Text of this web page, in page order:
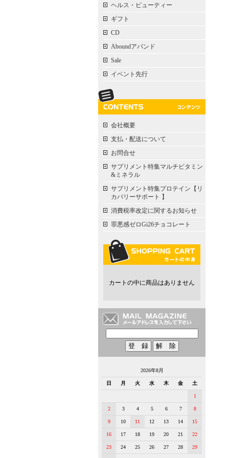
ヘルス・ビューティー
ギフト
CD
Aboundアバンド
Sale
イベント先行
会社概要
支払・配送について
お問合せ
サプリメント特集マルチビタミン
&ミネラル
サプリメント特集プロテイン【リ
カバリーサポート 】
消費税率改定に関するお知らせ
罪悪感ゼロGi26チョコレート
カートの中に商品はありません
2026年8月
日 月 火 水 木 金 土
1
2 3 4 5 6 7 8
9 10 11 12 13 14 15
16 17 18 19 20 21 22
23 24 25 26 27 28 29